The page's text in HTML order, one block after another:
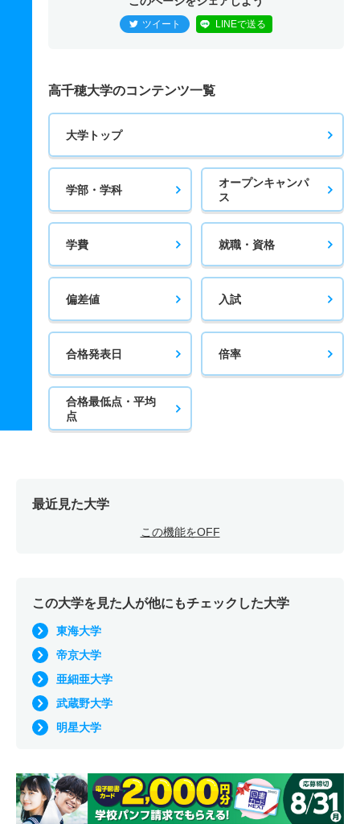
ツイート LINEで送る
高千穂大学のコンテンツ一覧
大学トップ
学部・学科
オープンキャンパ
ス
学費 就職・資格
偏差値 入試
合格発表日 倍率
合格最低点・平均
点
最近見た大学
この機能をOFF
この大学を見た人が他にもチェックした大学
東海大学
帝京大学
亜細亜大学
武蔵野大学
明星大学